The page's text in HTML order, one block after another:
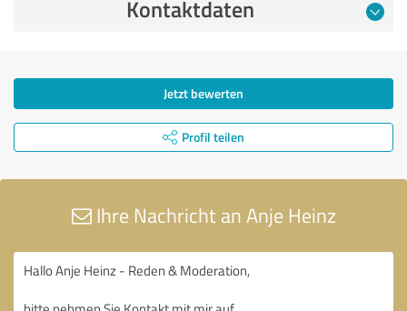
Kontaktdaten
Jetzt bewerten
Profil teilen
Ihre Nachricht an Anje Heinz